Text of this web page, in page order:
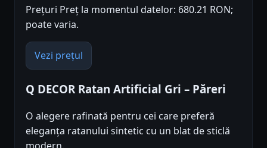
Prețuri Preț la momentul datelor: 680.21 RON;
poate varia.
Vezi prețul
Q DECOR Ratan Artificial Gri – Păreri
O alegere rafinată pentru cei care preferă
eleganța ratanului sintetic cu un blat de sticlă